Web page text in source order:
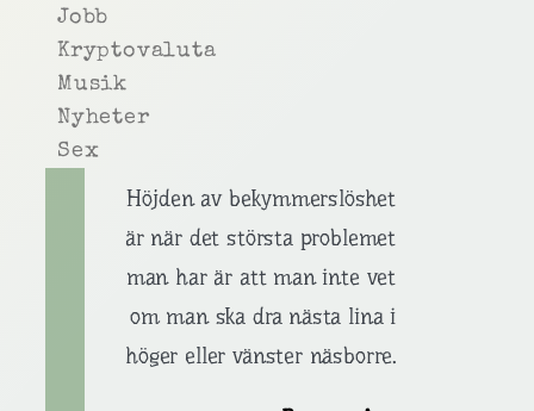
Jobb
Kryptovaluta
Musik
Nyheter
Sex
Höjden av bekymmerslöshet
är när det största problemet
man har är att man inte vet
om man ska dra nästa lina i
höger eller vänster näsborre.